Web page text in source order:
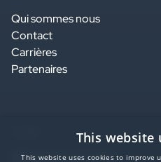
Qui sommes nous
Contact
Carrières
Partenaires
Website terms of use
This website
This website uses cookies to improve